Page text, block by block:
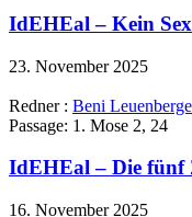
IdEHEal – Kein
23. November 2025
Redner : Beni
Passage: 1. Mose 2, 24
IdEHEal – Die fünf
16. November 2025